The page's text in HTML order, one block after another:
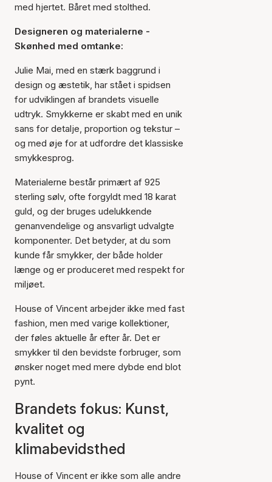
med hjertet. Båret med stolthed.
Designeren og materialerne -
Skønhed med omtanke:
Julie Mai, med en stærk baggrund i
design og æstetik, har stået i spidsen
for udviklingen af brandets visuelle
udtryk. Smykkerne er skabt med en unik
sans for detalje, proportion og tekstur –
og med øje for at udfordre det klassiske
smykkesprog.
Materialerne består primært af 925
sterling sølv, ofte forgyldt med 18 karat
guld, og der bruges udelukkende
genanvendelige og ansvarligt udvalgte
komponenter. Det betyder, at du som
kunde får smykker, der både holder
længe og er produceret med respekt for
miljøet.
House of Vincent arbejder ikke med fast
fashion, men med varige kollektioner,
der føles aktuelle år efter år. Det er
smykker til den bevidste forbruger, som
ønsker noget med mere dybde end blot
pynt.
Brandets fokus: Kunst,
kvalitet og
klimabevidsthed
House of Vincent er ikke som alle andre